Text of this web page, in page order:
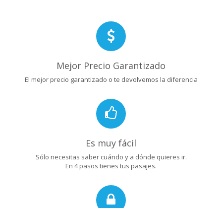
Mejor Precio Garantizado
El mejor precio garantizado o te devolvemos la diferencia
Es muy fácil
Sólo necesitas saber cuándo y a dónde quieres ir.
En 4 pasos tienes tus pasajes.